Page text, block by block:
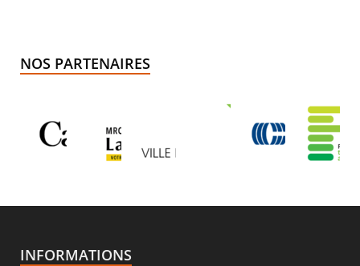
NOS PARTENAIRES
INFORMATIONS